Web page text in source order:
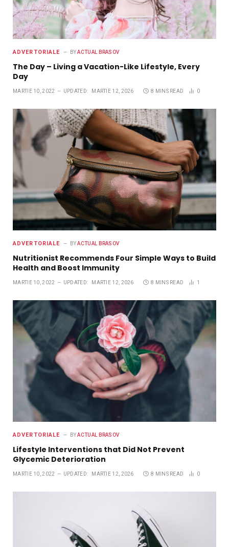
ADVERTORIALE BY ACTUAL BRASOV
The Day – Living a Vacation-Like Lifestyle, Every
Day
MARTIE 10, 2022 UPDATED: MARTIE 12, 2026 8 MINS READ 0
ADVERTORIALE BY ACTUAL BRASOV
Nutritionist Recommends Four Simple Ways to Build
Health and Boost Immunity
MARTIE 10, 2022 UPDATED: MARTIE 12, 2026 8 MINS READ 1
ADVERTORIALE BY ACTUAL BRASOV
Lifestyle Interventions that Did Not Prevent
Glycemic Deterioration
MARTIE 10, 2022 UPDATED: MARTIE 12, 2026 8 MINS READ 0